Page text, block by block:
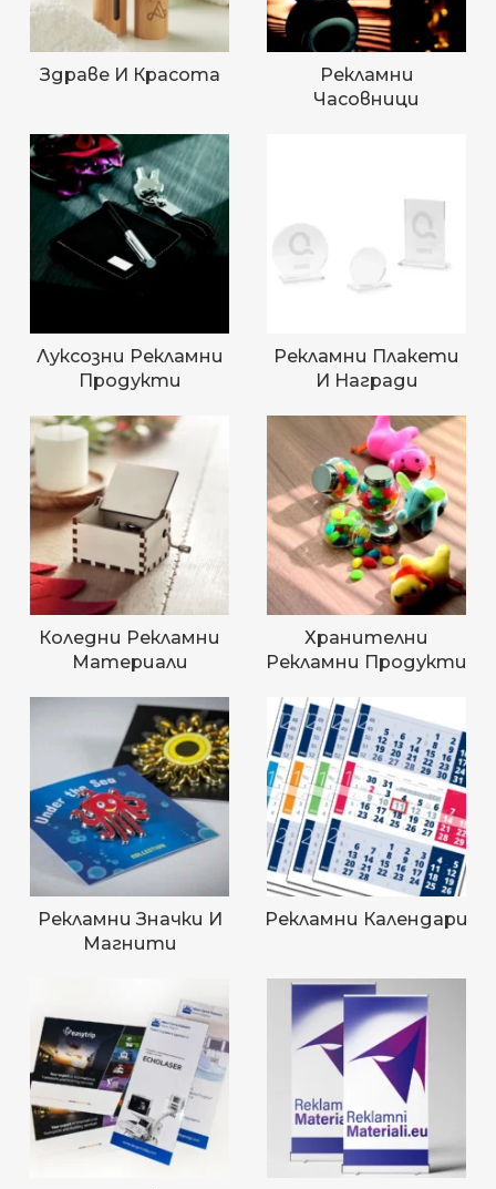
Здраве И Красота
Рекламни
Часовници
Луксозни Рекламни
Продукти
Рекламни Плакети
И Награди
Коледни Рекламни
Материали
Хранителни
Рекламни Продукти
Рекламни Значки И
Магнити
Рекламни Календари